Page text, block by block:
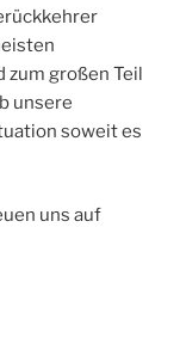
zum großen Teil
unsere
soweit es
uns auf